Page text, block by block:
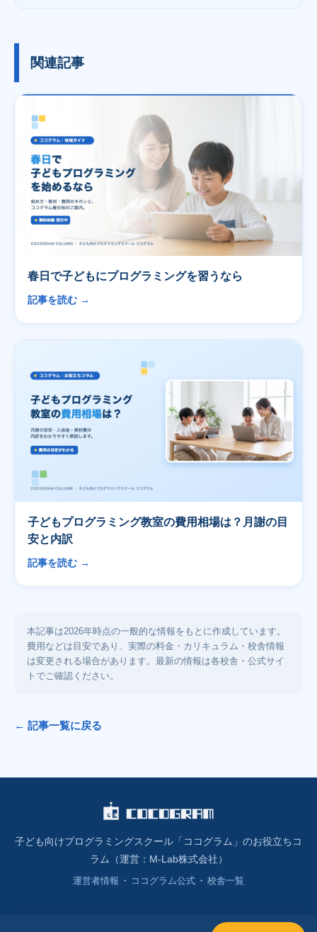
関連記事
春日で子どもにプログラミングを習うなら
記事を読む →
子どもプログラミング教室の費用相場は？月謝の目
安と内訳
記事を読む →
本記事は2026年時点の一般的な情報をもとに作成しています。
費用などは目安であり、実際の料金・カリキュラム・校舎情報
は変更される場合があります。最新の情報は各校舎・公式サイ
トでご確認ください。
← 記事一覧に戻る
子ども向けプログラミングスクール「ココグラム」のお役立ちコ
ラム（運営：M-Lab株式会社）
運営者情報 ・ ココグラム公式 ・ 校舎一覧